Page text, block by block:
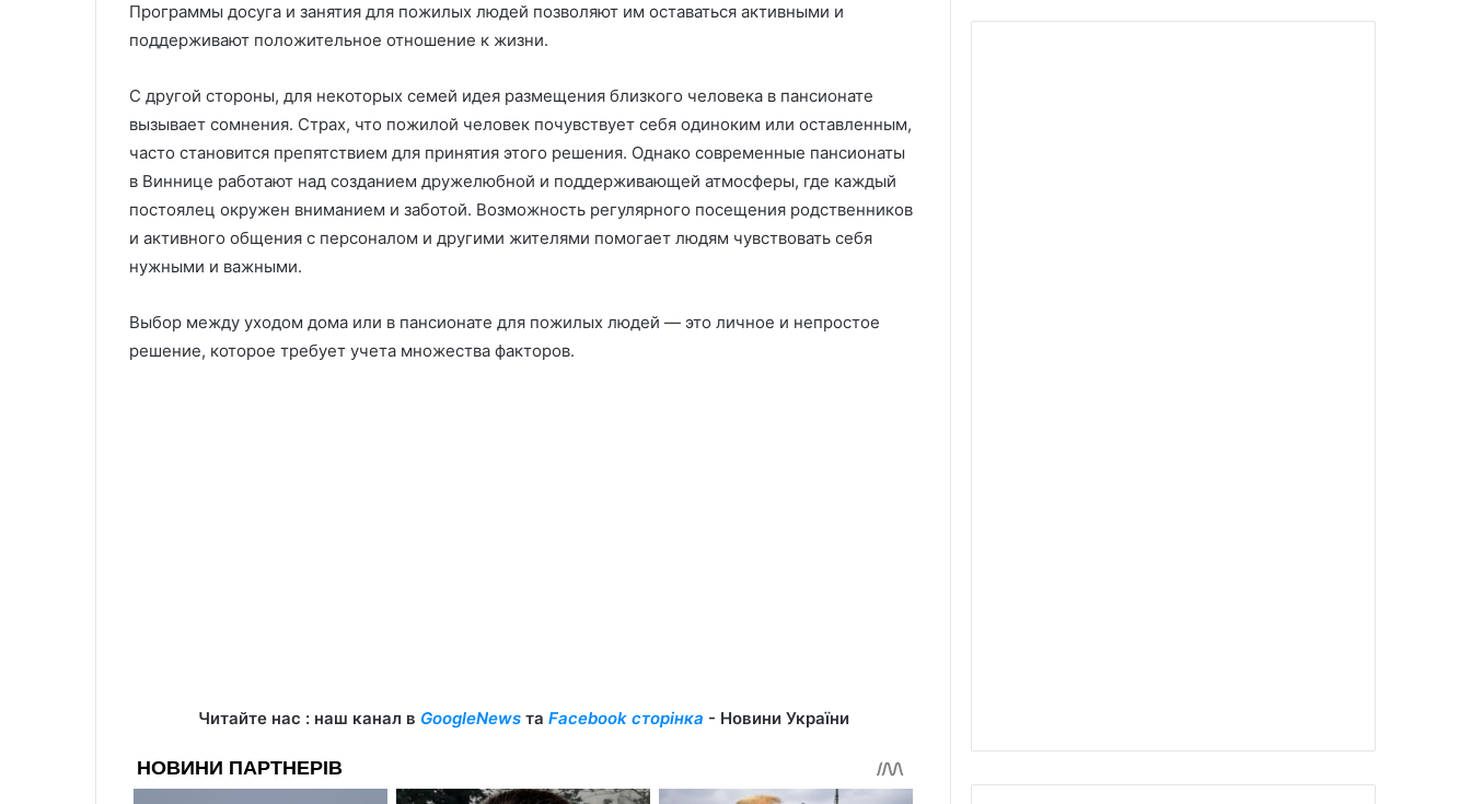
Программы досуга и занятия для пожилых людей позволяют им оставаться активными и
поддерживают положительное отношение к жизни.
С другой стороны, для некоторых семей идея размещения близкого человека в пансионате
вызывает сомнения. Страх, что пожилой человек почувствует себя одиноким или оставленным,
часто становится препятствием для принятия этого решения. Однако современные пансионаты
в Виннице работают над созданием дружелюбной и поддерживающей атмосферы, где каждый
постоялец окружен вниманием и заботой. Возможность регулярного посещения родственников
и активного общения с персоналом и другими жителями помогает людям чувствовать себя
нужными и важными.
Выбор между уходом дома или в пансионате для пожилых людей — это личное и непростое
решение, которое требует учета множества факторов.
Читайте нас : наш канал в GoogleNewsта Facebook сторінка - Новини України